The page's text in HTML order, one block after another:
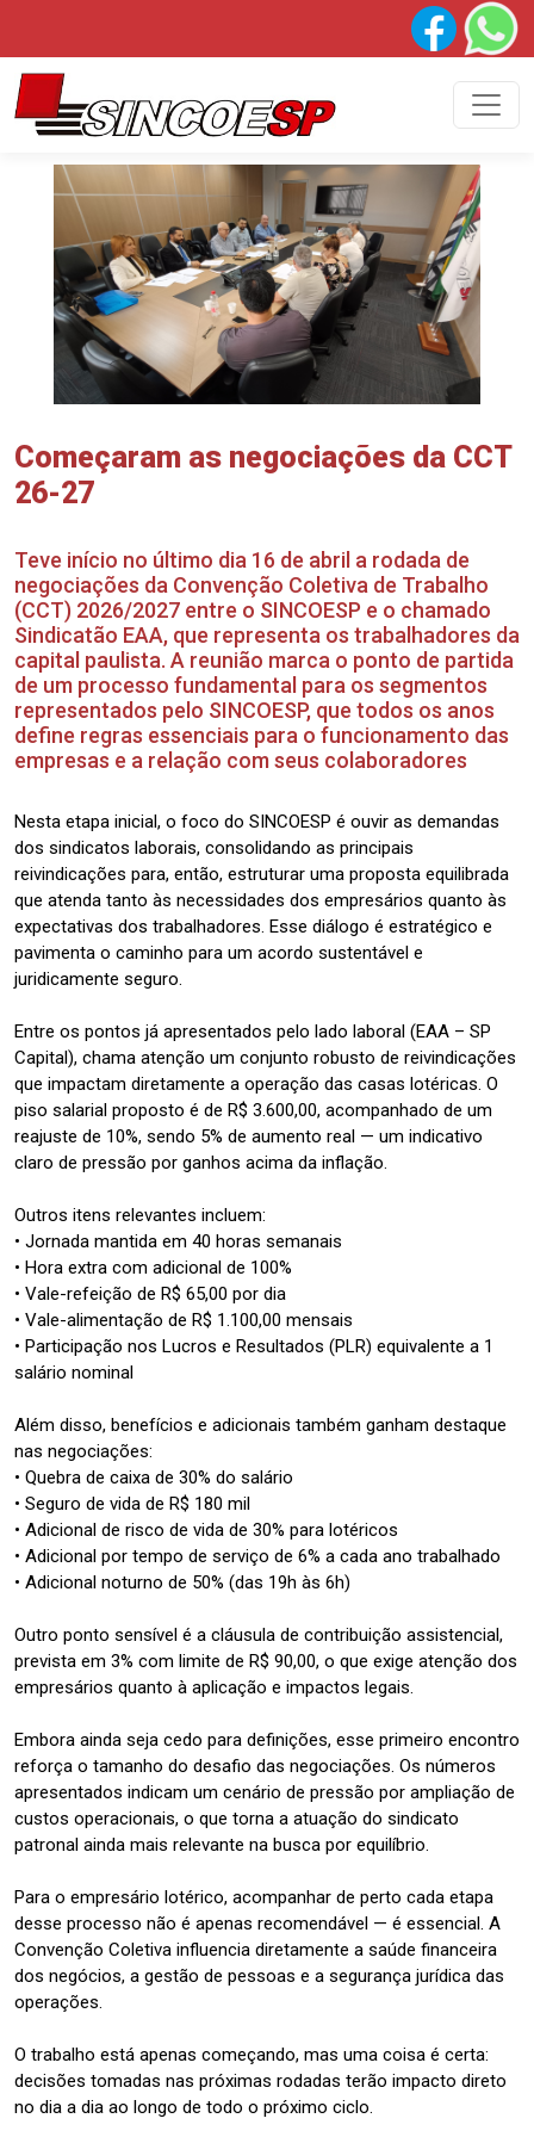
Começaram as negociações da CCT
26-27
Teve início no último dia 16 de abril a rodada de
negociações da Convenção Coletiva de Trabalho
(CCT) 2026/2027 entre o SINCOESP e o chamado
Sindicatão EAA, que representa os trabalhadores da
capital paulista. A reunião marca o ponto de partida
de um processo fundamental para os segmentos
representados pelo SINCOESP, que todos os anos
define regras essenciais para o funcionamento das
empresas e a relação com seus colaboradores
Nesta etapa inicial, o foco do SINCOESP é ouvir as demandas
dos sindicatos laborais, consolidando as principais
reivindicações para, então, estruturar uma proposta equilibrada
que atenda tanto às necessidades dos empresários quanto às
expectativas dos trabalhadores. Esse diálogo é estratégico e
pavimenta o caminho para um acordo sustentável e
juridicamente seguro.
Entre os pontos já apresentados pelo lado laboral (EAA – SP
Capital), chama atenção um conjunto robusto de reivindicações
que impactam diretamente a operação das casas lotéricas. O
piso salarial proposto é de R$ 3.600,00, acompanhado de um
reajuste de 10%, sendo 5% de aumento real — um indicativo
claro de pressão por ganhos acima da inflação.
Outros itens relevantes incluem:
• Jornada mantida em 40 horas semanais
• Hora extra com adicional de 100%
• Vale-refeição de R$ 65,00 por dia
• Vale-alimentação de R$ 1.100,00 mensais
• Participação nos Lucros e Resultados (PLR) equivalente a 1
salário nominal
Além disso, benefícios e adicionais também ganham destaque
nas negociações:
• Quebra de caixa de 30% do salário
• Seguro de vida de R$ 180 mil
• Adicional de risco de vida de 30% para lotéricos
• Adicional por tempo de serviço de 6% a cada ano trabalhado
• Adicional noturno de 50% (das 19h às 6h)
Outro ponto sensível é a cláusula de contribuição assistencial,
prevista em 3% com limite de R$ 90,00, o que exige atenção dos
empresários quanto à aplicação e impactos legais.
Embora ainda seja cedo para definições, esse primeiro encontro
reforça o tamanho do desafio das negociações. Os números
apresentados indicam um cenário de pressão por ampliação de
custos operacionais, o que torna a atuação do sindicato
patronal ainda mais relevante na busca por equilíbrio.
Para o empresário lotérico, acompanhar de perto cada etapa
desse processo não é apenas recomendável — é essencial. A
Convenção Coletiva influencia diretamente a saúde financeira
dos negócios, a gestão de pessoas e a segurança jurídica das
operações.
O trabalho está apenas começando, mas uma coisa é certa:
decisões tomadas nas próximas rodadas terão impacto direto
no dia a dia ao longo de todo o próximo ciclo.